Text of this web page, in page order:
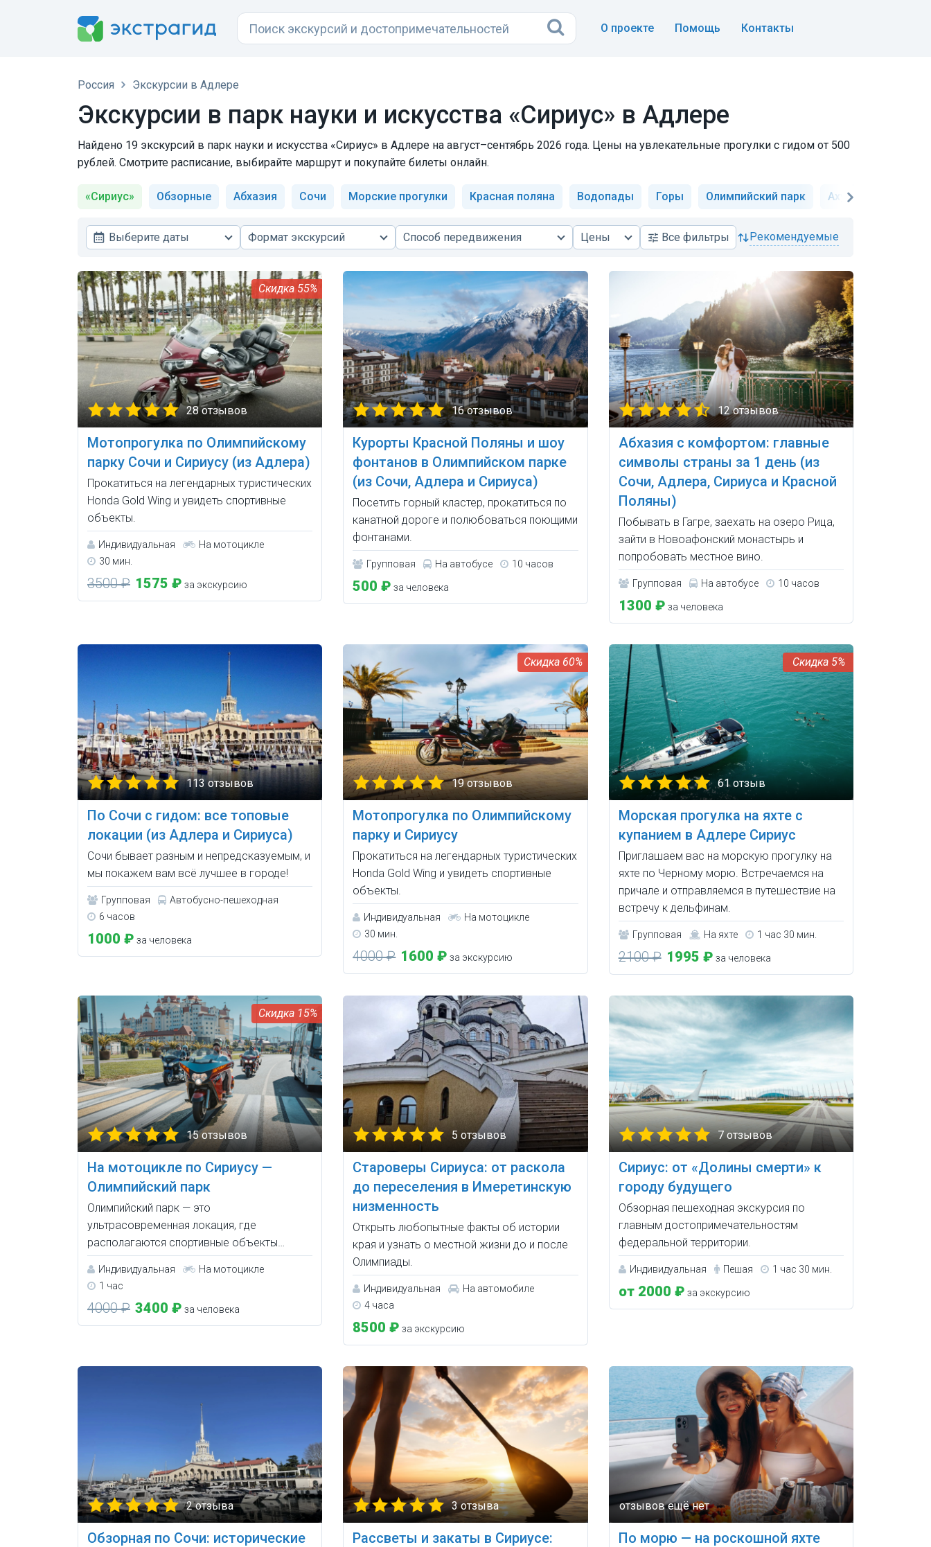
О проекте Помощь Контакты
Россия Экскурсии в Адлере
Экскурсии в парк науки и искусства «Сириус» в Адлере
Найдено 19 экскурсий в парк науки и искусства «Сириус» в Адлере на август–сентябрь 2026 года. Цены на увлекательные прогулки с гидом от 500
рублей. Смотрите расписание, выбирайте маршрут и покупайте билеты онлайн.
«Сириус» Обзорные Абхазия Сочи Морские прогулки Красная поляна Водопады Горы Олимпийский парк Ахун и Агурское
Выберите даты Формат экскурсий Способ передвижения Цены Всефильтры рекомендуемые
55%
28 отзывов
Мотопрогулка по Олимпийскому
парку Сочи и Сириусу (из Адлера)
Прокатиться на легендарных туристических
Honda Gold Wing и увидеть спортивные
объекты.
Индивидуальная
На мотоцикле
30 мин.
3500 ₽ 1575 ₽ за экскурсию
16 отзывов
Курорты Красной Поляны и шоу
фонтанов в Олимпийском парке
(из Сочи, Адлера и Сириуса)
Посетить горный кластер, прокатиться по
канатной дороге и полюбоваться поющими
фонтанами.
Групповая На автобусе 10 часов
500 ₽ за человека
12 отзывов
Абхазия с комфортом: главные
символы страны за 1 день (из
Сочи, Адлера, Сириуса и Красной
Поляны)
Побывать в Гагре, заехать на озеро Рица,
зайти в Новоафонский монастырь и
попробовать местное вино.
Групповая На автобусе 10 часов
1300 ₽ за человека
113 отзывов
По Сочи с гидом: все топовые
локации (из Адлера и Сириуса)
Сочи бывает разным и непредсказуемым, и
мы покажем вам всё лучшее в городе!
Групповая
Автобусно-пешеходная
6 часов
1000 ₽ за человека
60%
19 отзывов
Мотопрогулка по Олимпийскому
парку и Сириусу
Прокатиться на легендарных туристических
Honda Gold Wing и увидеть спортивные
объекты.
Индивидуальная
На мотоцикле
30 мин.
4000 ₽ 1600 ₽ за экскурсию
5%
61 отзыв
Морская прогулка на яхте с
купанием в Адлере Сириус
Приглашаем вас на морскую прогулку на
яхте по Черному морю. Встречаемся на
причале и отправляемся в путешествие на
встречу к дельфинам.
Групповая На яхте 1 час 30 мин.
2100 ₽ 1995 ₽ за человека
15%
15 отзывов
На мотоцикле по Сириусу —
Олимпийский парк
Олимпийский парк — это
ультрасовременная локация, где
располагаются спортивные объекты…
Индивидуальная
На мотоцикле
1 час
4000 ₽ 3400 ₽ за человека
5 отзывов
Староверы Сириуса: от раскола
до переселения в Имеретинскую
низменность
Открыть любопытные факты об истории
края и узнать о местной жизни до и после
Олимпиады.
Индивидуальная
На автомобиле
4 часа
8500 ₽ за экскурсию
7 отзывов
Сириус: от «Долины смерти» к
городу будущего
Обзорная пешеходная экскурсия по
главным достопримечательностям
федеральной территории.
Индивидуальная Пешая 1 час 30 мин.
от 2000 ₽ за экскурсию
2 отзыва
Обзорная по Сочи: исторические
3 отзыва
Рассветы и закаты в Сириусе:
По морю — на роскошной яхте